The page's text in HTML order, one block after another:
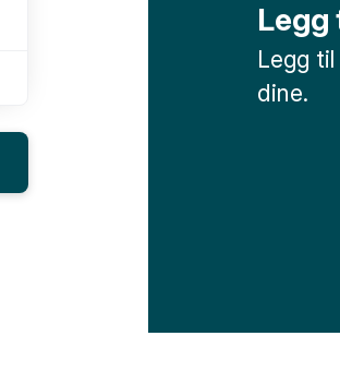
Legg
Legg
dine.